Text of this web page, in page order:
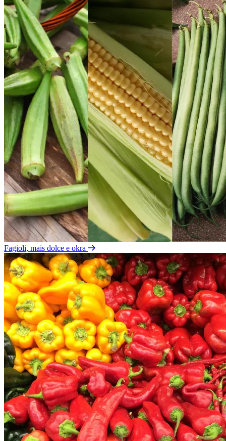
Fagioli, mais dolce e okra